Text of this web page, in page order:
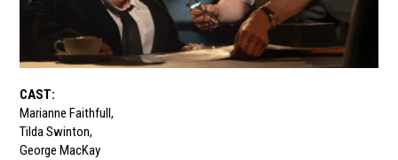
CAST:
Marianne Faithfull,
Tilda Swinton,
George MacKay